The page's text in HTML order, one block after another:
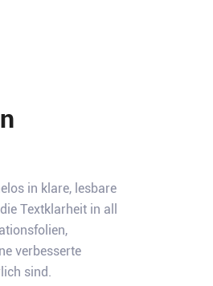
in klare, lesbare
Textklarheit in all
verbesserte
sind.